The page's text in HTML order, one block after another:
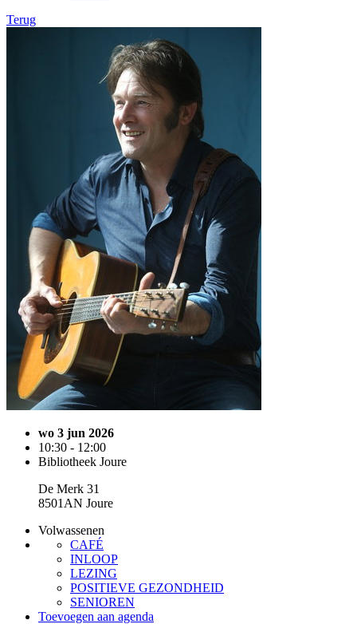
Terug
wo 3 jun 2026
10:30 - 12:00
Bibliotheek Joure
De Merk 31
8501AN Joure
Volwassenen
CAFÉ
INLOOP
LEZING
POSITIEVE GEZONDHEID
SENIOREN
Toevoegen aan agenda